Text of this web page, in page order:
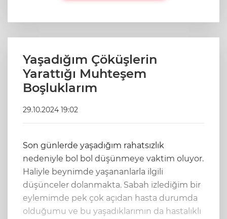
Yaşadığım Çöküşlerin
Yarattığı Muhteşem
Boşluklarım
29.10.2024 19:02
Son günlerde yaşadığım rahatsızlık
nedeniyle bol bol düşünmeye vaktim oluyor.
Haliyle beynimde yaşananlarla ilgili
düşünceler dolanmakta. Sabah izlediğim bir
eylemimde pek çok açıdan hasta durumda
olduğumu ve bu yaşadıklarımın da hastalıklı